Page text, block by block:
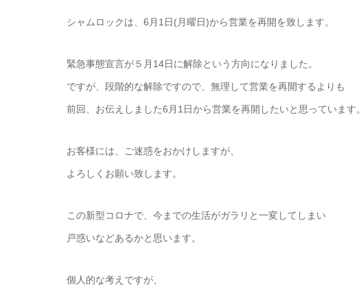
シャムロックは、6月1日(月曜日)から営業を再開を致します。
緊急事態宣言が５月14日に解除という方向になりました。
ですが、段階的な解除ですので、無理して営業を再開するよりも
前回、お伝えしました6月1日から営業を再開したいと思っています。
お客様には、ご迷惑をおかけしますが、
よろしくお願い致します。
この新型コロナで、今までの生活がガラリと一変してしまい
戸惑いなどあるかと思います。
個人的な考えですが、